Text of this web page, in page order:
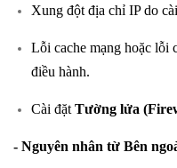
Xung đột địa chỉ IP do
Lỗi cache mạng hoặc lỗi
điều hành.
Cài đặt Tường lửa
- Nguyên nhân từ Bên